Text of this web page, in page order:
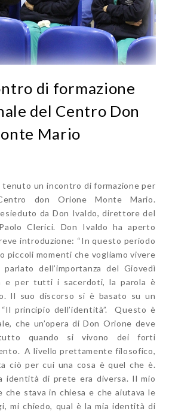
di formazione
del Centro Don
Mario
tenuto un incontro di formazione per
don Orione Monte Mario.
da Don Ivaldo, direttore del
Clerici. Don Ivaldo ha aperto
introduzione: “In questo periodo
piccoli momenti che vogliamo vivere
parlato dell’importanza del Giovedì
e per tutti i sacerdoti, la parola è
Il suo discorso si è basato su un
principio dell’identità”. Questo è
che un’opera di Don Orione deve
quando si vivono dei forti
A livello prettamente filosofico,
ciò per cui una cosa è quel che è.
identità di prete era diversa. Il mio
che stava in chiesa e che aiutava le
mi chiedo, qual è la mia identità di